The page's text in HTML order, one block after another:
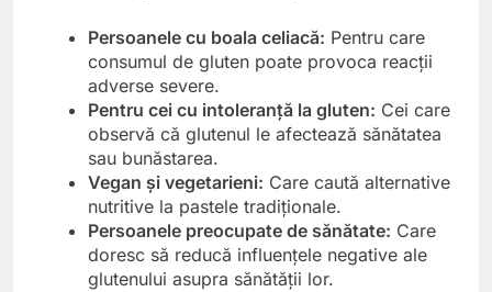
Persoanele cu boala celiacă: Pentru care
consumul de gluten poate provoca reacții
adverse severe.
Pentru cei cu intoleranță la gluten: Cei care
observă că glutenul le afectează sănătatea
sau bunăstarea.
Vegan și vegetarieni: Care caută alternative
nutritive la pastele tradiționale.
Persoanele preocupate de sănătate: Care
doresc să reducă influențele negative ale
glutenului asupra sănătății lor.